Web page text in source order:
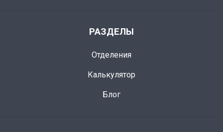
РАЗДЕЛЫ
Отделения
Калькулятор
Блог